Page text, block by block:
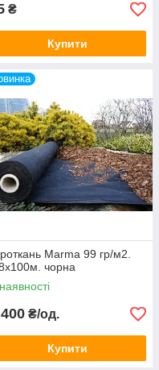
₴
Купити
Marma 99 гр/м2.
чорна
₴/од.
Купити